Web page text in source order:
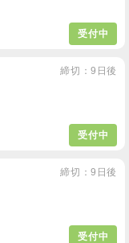
受付中
締切：9日後
受付中
締切：9日後
受付中